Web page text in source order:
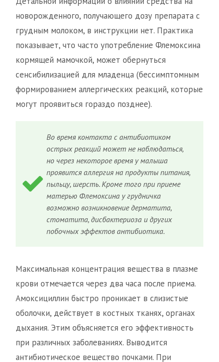
новорожденного, получающего дозу препарата с
грудным молоком, в инструкции нет. Практика
показывает, что часто употребление Флемоксина
кормящей мамочкой, может обернуться
сенсибилизацией для младенца (бессимптомным
формированием аллергических реакций, которые
могут проявиться гораздо позднее).
Во время контакта с антибиотиком
острых реакций может не наблюдаться,
но через некоторое время у малыша
проявится аллергия на продукты питания,
пыльцу, шерсть. Кроме того при приеме
матерью Флемоксина у грудничка
возможно возникновение дерматита,
стоматита, дисбактериоза и других
побочных эффектов антибиотика.
Максимальная концентрация вещества в плазме
крови отмечается через два часа после приема.
Амоксициллин быстро проникает в слизистые
оболочки, действует в костных тканях, органах
дыхания. Этим объясняется его эффективность
при различных заболеваниях. Выводится
антибиотическое вещество почками. При